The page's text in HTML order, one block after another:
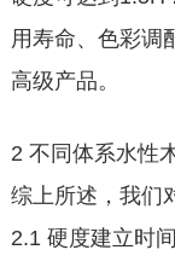
用寿命、色彩调
高级产品。
2 不同体系水性
综上所述，我们
2.1 硬度建立时